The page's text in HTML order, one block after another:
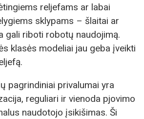
reljefams ar labai
sklypams – šlaitai ar
gali riboti robotų naudojimą.
klasės modeliai jau geba įveikti
pagrindiniai privalumai yra
reguliari ir vienoda pjovimo
naudotojo įsikišimas. Ši